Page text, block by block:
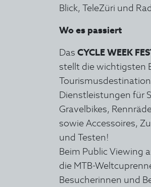
Blick, TeleZüri und
Wo es passiert
Das CYCLE WEEK
stellt die wichtigsten
Dienstleistungen für
Gravelbikes,
sowie Accessoires,
und Testen!
Beim Public Viewing
die MTB-
Besucherinnen und